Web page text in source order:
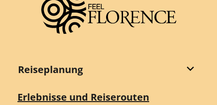
Reiseplanung
Erlebnisse und Reiserouten